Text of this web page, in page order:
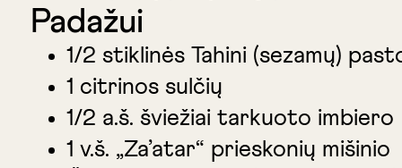
Padažui
1/2 stiklinės Tahini (sezamų)
1 citrinos sulčių
1/2 a.š. šviežiai tarkuoto imbiero
1 v.š. „Za’atar“ prieskonių mišinio